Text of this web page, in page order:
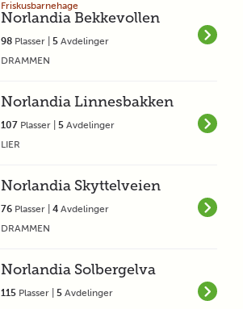
Friskusbarnehage
Norlandia Bekkevollen
98 Plasser | 5 Avdelinger
DRAMMEN
Norlandia Linnesbakken
107 Plasser | 5 Avdelinger
LIER
Norlandia Skyttelveien
76 Plasser | 4 Avdelinger
DRAMMEN
Norlandia Solbergelva
115 Plasser | 5 Avdelinger